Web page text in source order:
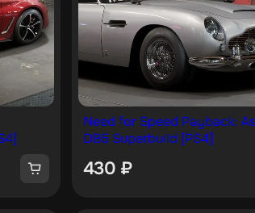
Need for Speed Payback:
DB5 Superbuild [PS4]
430 ₽